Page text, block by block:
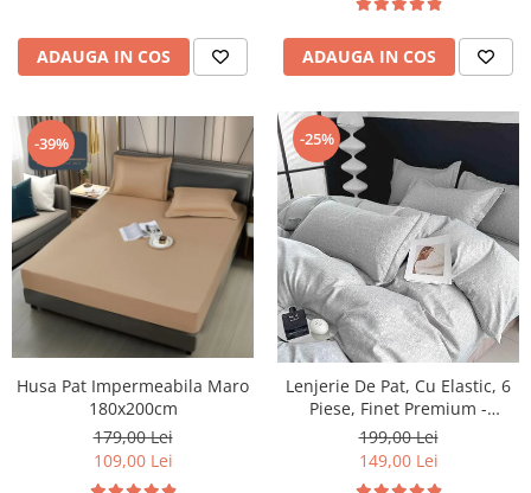
ADAUGA IN COS ADAUGA IN COS
-39%
Husa Pat Impermeabila Maro
180x200cm
179,00 Lei
109,00 Lei
-25%
Lenjerie De Pat, Cu Elastic, 6
Piese, Finet Premium -
LPBF6PE24
199,00 Lei
149,00 Lei